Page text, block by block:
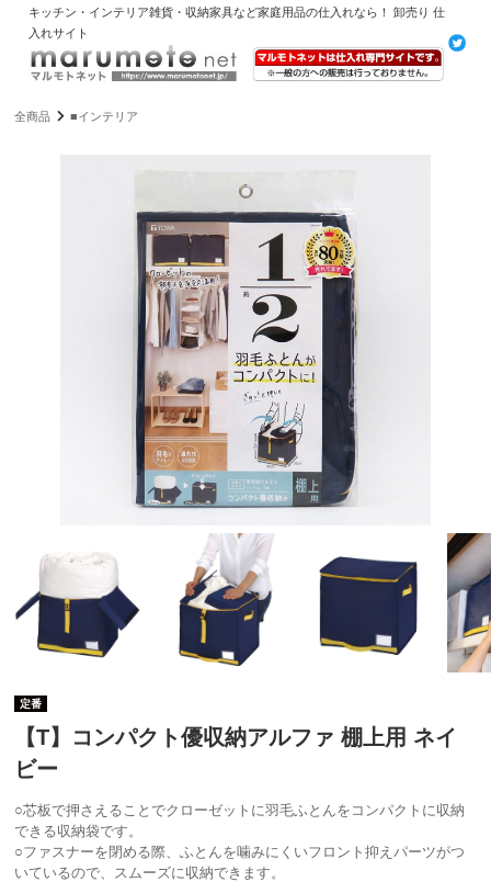
キッチン・インテリア雑貨・収納家具など家庭用品の仕入れなら！ 卸売り 仕
入れサイト
全商品 ■インテリア
定番
【T】コンパクト優収納アルファ 棚上用 ネイ
ビー
○芯板で押さえることでクローゼットに羽毛ふとんをコンパクトに収納
できる収納袋です。
○ファスナーを閉める際、ふとんを噛みにくいフロント抑えパーツがつ
いているので、スムーズに収納できます。